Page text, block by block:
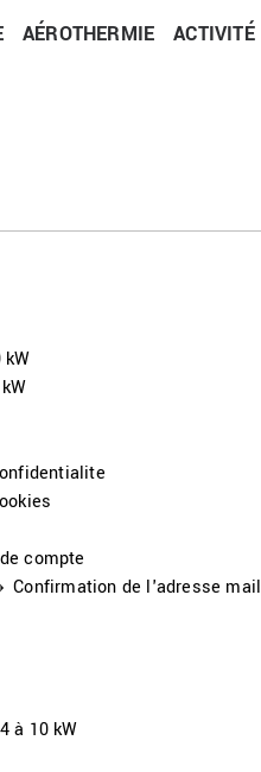
AÉROTHERMIE ACTIVITÉ
kW
compte
Confirmation de l'adresse mail
à 10 kW